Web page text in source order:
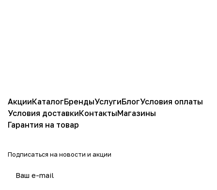
АкцииКаталогБрендыУслугиБлогУсловия оплаты
Условия доставкиКонтактыМагазины
Гарантия на товар
Подписаться на новости и акции